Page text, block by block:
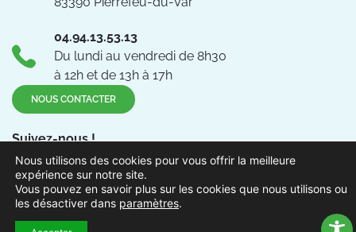
04.94.13.53.13
Du lundi au vendredi de 8h30
à 12h et de 13h à 17h
NOUS CONTACTER
Suivez-nous !
ACCUEIL MENTIONS
Nous utilisons des cookies pour vous offrir la meilleure
expérience sur notre site.
Vous pouvez en savoir plus sur les cookies que nous utilisons ou
les désactiver dans paramètres.